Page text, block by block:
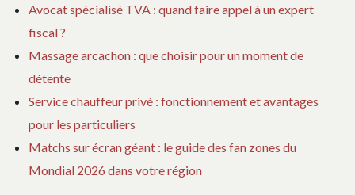
Avocat spécialisé TVA : quand faire appel à un expert
fiscal ?
Massage arcachon : que choisir pour un moment de
détente
Service chauffeur privé : fonctionnement et avantages
pour les particuliers
Matchs sur écran géant : le guide des fan zones du
Mondial 2026 dans votre région